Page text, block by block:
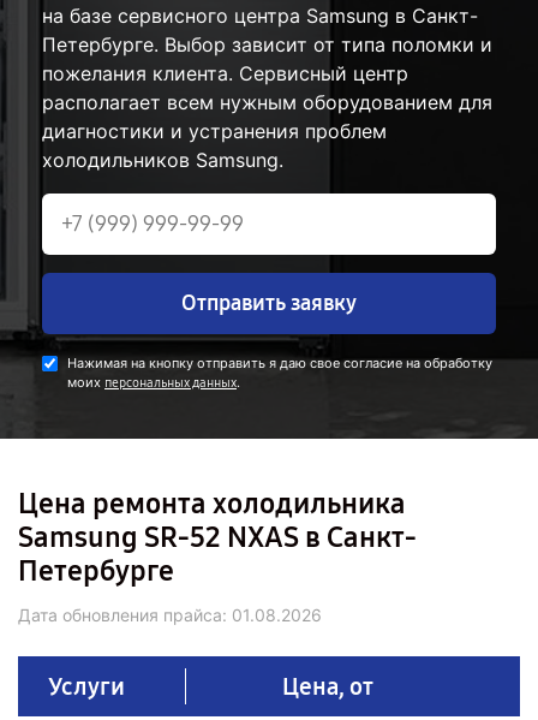
на базе сервисного центра Samsung в Санкт-
Петербурге. Выбор зависит от типа поломки и
пожелания клиента. Сервисный центр
располагает всем нужным оборудованием для
диагностики и устранения проблем
холодильников Samsung.
Отправить заявку
Нажимая на кнопку отправить я даю свое согласие на обработку
моих персональных данных.
Цена ремонта холодильника
Samsung SR-52 NXAS в Санкт-
Петербурге
Дата обновления прайса: 01.08.2026
Услуги Цена, от